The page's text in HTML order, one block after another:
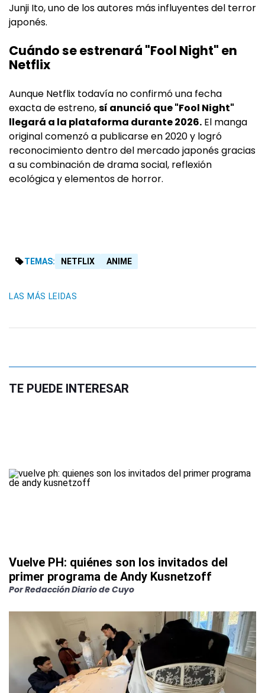
Junji Ito, uno de los autores más influyentes del terror
japonés.
Cuándo se estrenará "Fool Night" en
Netflix
Aunque Netflix todavía no confirmó una fecha
exacta de estreno,sí anunció que "Fool Night"
llegará a la plataforma durante 2026. El manga
original comenzó a publicarse en 2020 y logró
reconocimiento dentro del mercado japonés gracias
a su combinación de drama social, reflexión
ecológica y elementos de horror.
TEMAS: NETFLIX ANIME
LAS MÁS LEIDAS
TE PUEDE INTERESAR
Vuelve PH: quiénes son los invitados del
primer programa de Andy Kusnetzoff
PorRedacción Diario de Cuyo